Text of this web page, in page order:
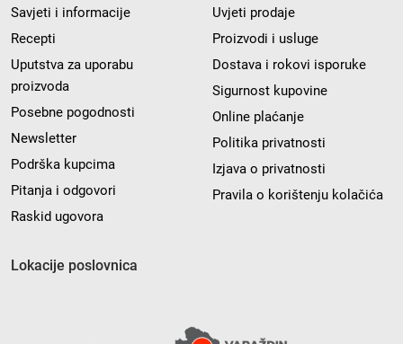
Savjeti i informacije
Recepti
Uputstva za uporabu
proizvoda
Posebne pogodnosti
Newsletter
Podrška kupcima
Pitanja i odgovori
Raskid ugovora
Uvjeti prodaje
Proizvodi i usluge
Dostava i rokovi isporuke
Sigurnost kupovine
Online plaćanje
Politika privatnosti
Izjava o privatnosti
Pravila o korištenju kolačića
Lokacije poslovnica